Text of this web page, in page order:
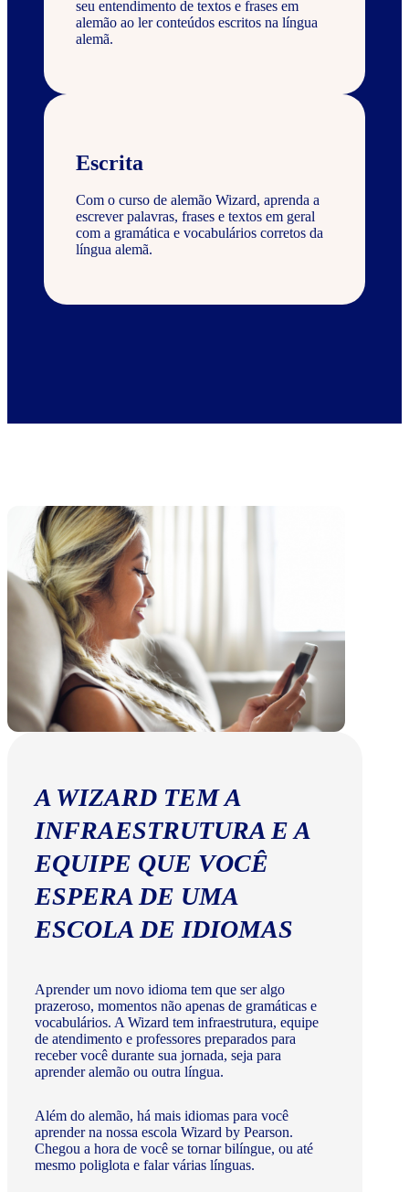
seu entendimento de textos e frases em
alemão ao ler conteúdos escritos na língua
alemã.
Escrita
Com o curso de alemão Wizard, aprenda a
escrever palavras, frases e textos em geral
com a gramática e vocabulários corretos da
língua alemã.
A WIZARD TEM A
INFRAESTRUTURA E A
EQUIPE QUE VOCÊ
ESPERA DE UMA
ESCOLA DE IDIOMAS
Aprender um novo idioma tem que ser algo
prazeroso, momentos não apenas de gramáticas e
vocabulários. A Wizard tem infraestrutura, equipe
de atendimento e professores preparados para
receber você durante sua jornada, seja para
aprender alemão ou outra língua.
Além do alemão, há mais idiomas para você
aprender na nossa escola Wizard by Pearson.
Chegou a hora de você se tornar bilíngue, ou até
mesmo poliglota e falar várias línguas.